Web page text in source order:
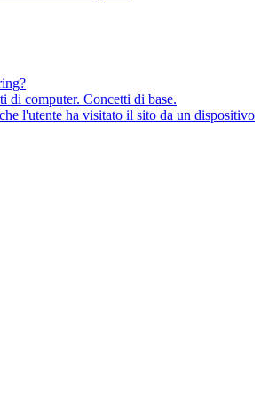
di computer. Concetti di base.
l'utente ha visitato il sito da un dispositivo